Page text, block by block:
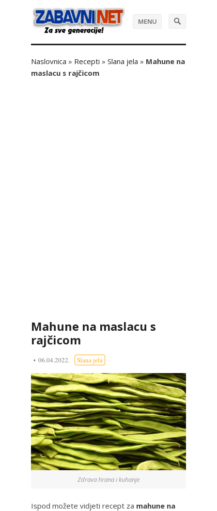
MENU
Naslovnica » Recepti » Slana jela » Mahune na
maslacu s rajčicom
Mahune na maslacu s
rajčicom
06.04.2022. Slana jela
Zdrava hrana i kuhanje
Ispod možete vidjeti recept za mahune na